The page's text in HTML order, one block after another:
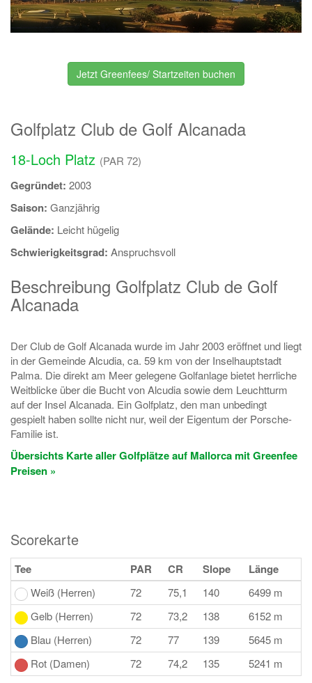
Jetzt Greenfees/ Startzeiten buchen
Golfplatz Club de Golf Alcanada
18-Loch Platz (PAR 72)
Gegründet: 2003
Saison: Ganzjährig
Gelände: Leicht hügelig
Schwierigkeitsgrad: Anspruchsvoll
Beschreibung Golfplatz Club de Golf
Alcanada
Der Club de Golf Alcanada wurde im Jahr 2003 eröffnet und liegt
in der Gemeinde Alcudia, ca. 59 km von der Inselhauptstadt
Palma. Die direkt am Meer gelegene Golfanlage bietet herrliche
Weitblicke über die Bucht von Alcudia sowie dem Leuchtturm
auf der Insel Alcanada. Ein Golfplatz, den man unbedingt
gespielt haben sollte nicht nur, weil der Eigentum der Porsche-
Familie ist.
Übersichts Karte aller Golfplätze auf Mallorca mit Greenfee
Preisen »
Scorekarte
Tee PAR CR Slope Länge
Weiß (Herren) 72 75,1 140
6499 m
Gelb (Herren)
72 73,2 138
6152 m
Blau (Herren)
72 77 139
5645 m
Rot (Damen)
72 74,2 135 5241 m